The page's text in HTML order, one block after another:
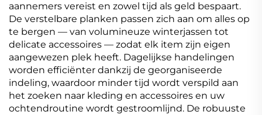
aannemers vereist en zowel tijd als geld bespaart.
De verstelbare planken passen zich aan om alles op
te bergen — van volumineuze winterjassen tot
delicate accessoires — zodat elk item zijn eigen
aangewezen plek heeft. Dagelijkse handelingen
worden efficiënter dankzij de georganiseerde
indeling, waardoor minder tijd wordt verspild aan
het zoeken naar kleding en accessoires en uw
ochtendroutine wordt gestroomlijnd. De robuuste